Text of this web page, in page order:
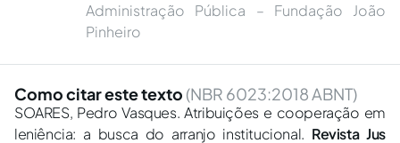
Administração Pública – Fundação João
Pinheiro
Como citar este texto (NBR 6023:2018 ABNT)
SOARES, Pedro Vasques. Atribuições e cooperação em
leniência: a busca do arranjo institucional. Revista Jus